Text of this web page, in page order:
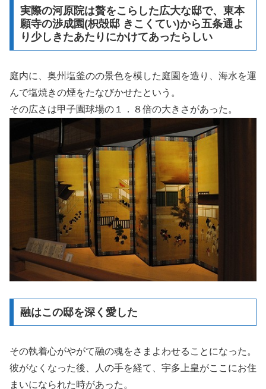
実際の河原院は贅をこらした広大な邸で、東本
願寺の渉成園(枳殻邸 きこくてい)から五条通よ
り少しきたあたりにかけてあったらしい
庭内に、奥州塩釜のの景色を模した庭園を造り、海水を運
んで塩焼きの煙をたなびかせたという。
その広さは甲子園球場の１．８倍の大きさがあった。
融はこの邸を深く愛した
その執着心がやがて融の魂をさまよわせることになった。
彼がなくなった後、人の手を経て、宇多上皇がここにお住
まいになられた時があった。